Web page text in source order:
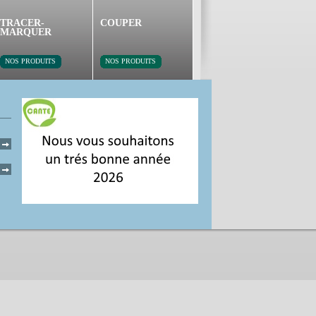
TRACER-
MARQUER
NOS PRODUITS
COUPER
NOS PRODUITS